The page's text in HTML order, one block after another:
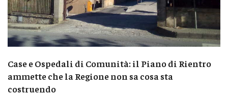
Case e Ospedali di Comunità: il Piano di Rientro
ammette che la Regione non sa cosa sta
costruendo